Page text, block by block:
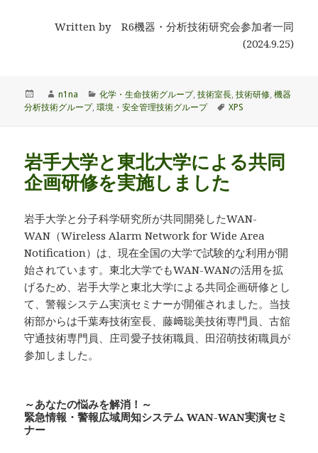
Written by R6機器・分析技術研究会参加者一同
(2024.9.25)
稿
作
成
n1na
カ
テ
化学・生命技術グループ,技術室長,技術研修,機器
分析技術グループ,環境・安全管理技術グループ
タ
XPS
岩手大学と東北大学による共同
企画研修を実施しました
岩手大学と分子科学研究所が共同開発したWAN-
WAN（Wireless Alarm Network for Wide Area
Notification）は、現在全国の大学で試験的な利用が開
始されています。東北大学でもWAN-WANの活用を拡
げるため、岩手大学と東北大学による共同企画研修とし
て、警報システム実演セミナーが開催されました。当技
術部からは千葉寿技術室長、藤﨑聡美技術専門員、古舘
守通技術専門員、庄司愛子技術職員、田沼萌技術職員が
参加しました。
～あなたの悩みを解消！～
緊急情報・警報広域周知システム WAN-WAN実演セミ
ナー